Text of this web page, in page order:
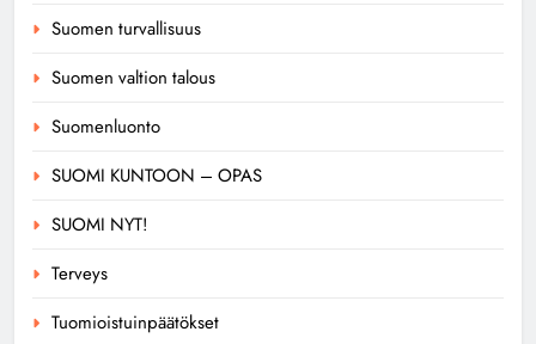
Suomen turvallisuus
Suomen valtion talous
Suomenluonto
SUOMI KUNTOON – OPAS
SUOMI NYT!
Terveys
Tuomioistuinpäätökset